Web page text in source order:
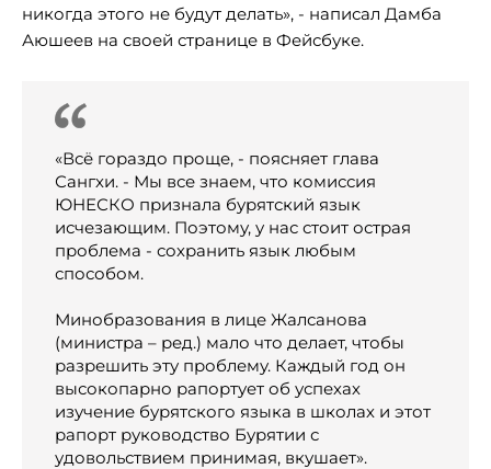
никогда этого не будут делать», - написал Дамба
Аюшеев на своей странице в Фейсбуке.
«Всё гораздо проще, - поясняет глава
Сангхи. - Мы все знаем, что комиссия
ЮНЕСКО признала бурятский язык
исчезающим. Поэтому, у нас стоит острая
проблема - сохранить язык любым
способом.
Минобразования в лице Жалсанова
(министра – ред.) мало что делает, чтобы
разрешить эту проблему. Каждый год он
высокопарно рапортует об успехах
изучение бурятского языка в школах и этот
рапорт руководство Бурятии с
удовольствием принимая, вкушает».